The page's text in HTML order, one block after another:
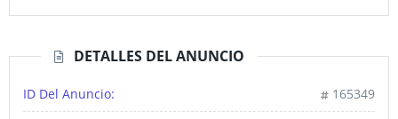
DETALLES DEL ANUNCIO
ID Del Anuncio: 165349